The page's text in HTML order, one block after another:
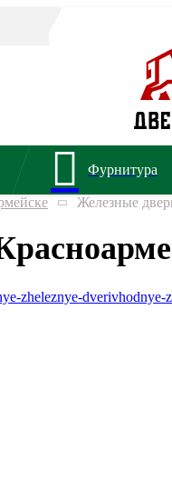
Фурнитура
Железные
zheleznye-dverivhodnye-